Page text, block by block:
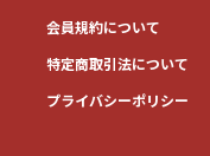
会員規約について
特定商取引法について
プライバシーポリシー